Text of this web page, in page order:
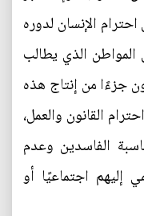
الإنسان لدوره
المواطن الذي يطالب
جزءًا من إنتاج هذه
القانون والعمل،
الفاسدين وعدم
إليهم اجتماعيًا أو